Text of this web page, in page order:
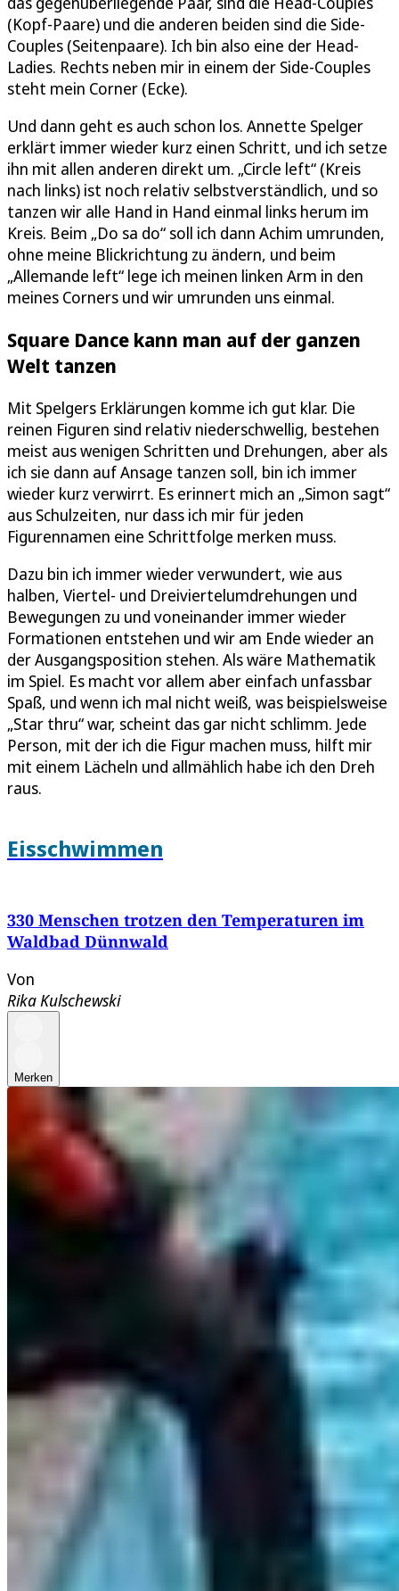
(Kopf-Paare) und die anderen beiden sind die Side-
Couples (Seitenpaare). Ich bin also eine der Head-
Ladies. Rechts neben mir in einem der Side-Couples
steht mein Corner (Ecke).
Und dann geht es auch schon los. Annette Spelger
erklärt immer wieder kurz einen Schritt, und ich setze
ihn mit allen anderen direkt um. „Circle left“ (Kreis
nach links) ist noch relativ selbstverständlich, und so
tanzen wir alle Hand in Hand einmal links herum im
Kreis. Beim „Do sa do“ soll ich dann Achim umrunden,
ohne meine Blickrichtung zu ändern, und beim
„Allemande left“ lege ich meinen linken Arm in den
meines Corners und wir umrunden uns einmal.
Square Dance kann man auf der ganzen
Welt tanzen
Mit Spelgers Erklärungen komme ich gut klar. Die
reinen Figuren sind relativ niederschwellig, bestehen
meist aus wenigen Schritten und Drehungen, aber als
ich sie dann auf Ansage tanzen soll, bin ich immer
wieder kurz verwirrt. Es erinnert mich an „Simon sagt“
aus Schulzeiten, nur dass ich mir für jeden
Figurennamen eine Schrittfolge merken muss.
Dazu bin ich immer wieder verwundert, wie aus
halben, Viertel- und Dreiviertelumdrehungen und
Bewegungen zu und voneinander immer wieder
Formationen entstehen und wir am Ende wieder an
der Ausgangsposition stehen. Als wäre Mathematik
im Spiel. Es macht vor allem aber einfach unfassbar
Spaß, und wenn ich mal nicht weiß, was beispielsweise
„Star thru“ war, scheint das gar nicht schlimm. Jede
Person, mit der ich die Figur machen muss, hilft mir
mit einem Lächeln und allmählich habe ich den Dreh
raus.
Eisschwimmen
330 Menschen trotzen den Temperaturen im
Waldbad Dünnwald
Von
Rika Kulschewski
Merken